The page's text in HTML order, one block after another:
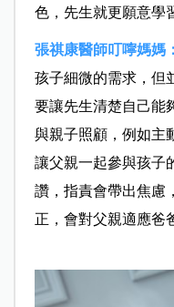
色，先生就更願意學
張祺康醫師叮嚀媽媽：
孩子細微的需求，但
要讓先生清楚自己能
與親子照顧，例如主
讓父親一起參與孩子
讚，指責會帶出焦慮
正，會對父親適應爸